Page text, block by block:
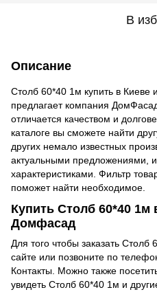
В
Описание
Столб 60*40 1м купить в Киеве
предлагает компания
отличается качеством и
каталоге вы сможете найти
других немало известных
актуальными предложениями,
характеристиками. Фильтр
поможет найти необходимое.
Купить Столб 60*40 1м
Домфасад
Для того чтобы заказать
сайте или позвоните по
Контакты. Можно также
увидеть Столб 60*40 1м и